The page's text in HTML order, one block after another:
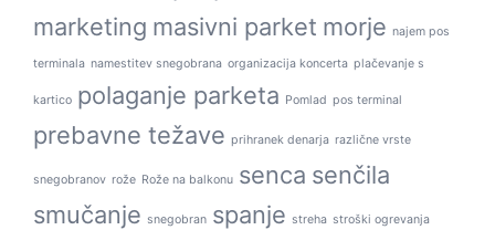
marketing masivni parket morje najem pos
terminala namestitev snegobrana organizacija koncerta plačevanje s
kartico polaganje parketa Pomlad pos terminal
prebavne težave prihranek denarja različne vrste
snegobranov rože Rože na balkonu senca senčila
smučanje snegobran spanje streha stroški ogrevanja